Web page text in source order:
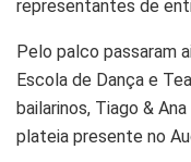
representantes de
Pelo palco passaram
Escola de Dança e
bailarinos, Tiago &
plateia presente no